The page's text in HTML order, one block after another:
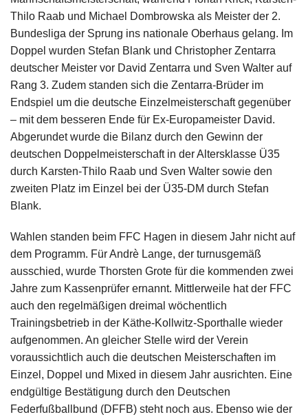
Thilo Raab und Michael Dombrowska als Meister der 2.
Bundesliga der Sprung ins nationale Oberhaus gelang. Im
Doppel wurden Stefan Blank und Christopher Zentarra
deutscher Meister vor David Zentarra und Sven Walter auf
Rang 3. Zudem standen sich die Zentarra-Brüder im
Endspiel um die deutsche Einzelmeisterschaft gegenüber
– mit dem besseren Ende für Ex-Europameister David.
Abgerundet wurde die Bilanz durch den Gewinn der
deutschen Doppelmeisterschaft in der Altersklasse Ü35
durch Karsten-Thilo Raab und Sven Walter sowie den
zweiten Platz im Einzel bei der Ü35-DM durch Stefan
Blank.
Wahlen standen beim FFC Hagen in diesem Jahr nicht auf
dem Programm. Für Andrè Lange, der turnusgemäß
ausschied, wurde Thorsten Grote für die kommenden zwei
Jahre zum Kassenprüfer ernannt. Mittlerweile hat der FFC
auch den regelmäßigen dreimal wöchentlich
Trainingsbetrieb in der Käthe-Kollwitz-Sporthalle wieder
aufgenommen. An gleicher Stelle wird der Verein
voraussichtlich auch die deutschen Meisterschaften im
Einzel, Doppel und Mixed in diesem Jahr ausrichten. Eine
endgültige Bestätigung durch den Deutschen
Federfußballbund (DFFB) steht noch aus. Ebenso wie der